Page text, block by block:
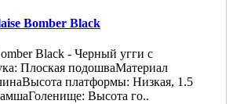
Bomber Black
Black - Черный угги с
Плоская подошваМатериал
платформы: Низкая, 1.5
Высота го..